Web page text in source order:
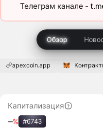
Телеграм канале -
Обзор
apexcoin.app
Капитализация
‒% #6743